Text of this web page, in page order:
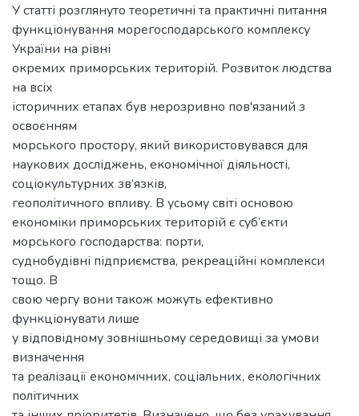
У статті розглянуто теоретичні та практичні питання
функціонування морегосподарського комплексу
України на рівні
окремих приморських територій. Розвиток людства
на всіх
історичних етапах був нерозривно пов'язаний з
освоєнням
морського простору, який використовувався для
наукових досліджень, економічної діяльності,
соціокультурних зв’язків,
геополітичного впливу. В усьому світі основою
економіки приморських територій є суб’єкти
морського господарства: порти,
суднобудівні підприємства, рекреаційні комплекси
тощо. В
свою чергу вони також можуть ефективно
функціонувати лише
у відповідному зовнішньому середовищі за умови
визначення
та реалізації економічних, соціальних, екологічних
політичних